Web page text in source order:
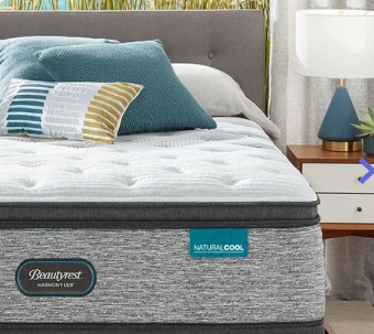
almohadas
8.
sofa cama
9.
natasha
10. camas